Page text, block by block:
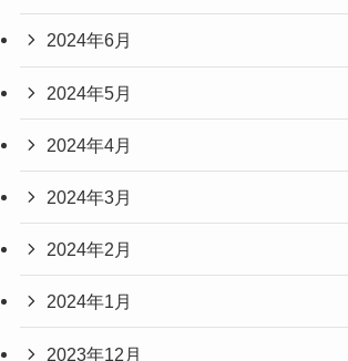
2024年6月
2024年5月
2024年4月
2024年3月
2024年2月
2024年1月
2023年12月